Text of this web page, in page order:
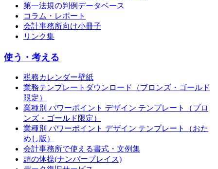
第一法規の判例データベース
コラム・レポート
会計事務所向け小冊子
リンク集
使う・考える
税務カレンダー壁紙
業務テンプレートダウンロード（ブロンズ・ゴールド
限定）
業種別 パワーポイント デザイン テンプレート（ブロ
ンズ・ゴールド限定）
業種別 パワーポイント デザイン テンプレート（おた
めし版）
会計事務所で使える書式・文例集
頭の体操(ナンバープレイス)